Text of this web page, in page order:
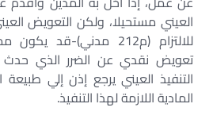
العيني مستحيلا، ولكن التعويض
للالتزام (م212 مدني)-
تعويض نقدي عن الضرر الذي حدث
التنفيذ العيني يرجع إذن إلي طبيعة
المادية اللازمة لهذا التنفيذ.